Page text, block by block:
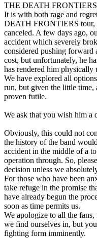
THE DEATH
It is with both rage and
DEATH FRONTIERS tour,
canceled. A few days ago,
accident which severely
considered pushing forward
cost, but unfortunately, he
has rendered him physically
We have explored all
run, but given the little time,
proven futile.
We ask that you wish him a
Obviously, this could not
the history of the band
accident in the middle of a
operation through. So,
decision unless we
For those who have been
take refuge in the promise
have already begun the
soon as time permits us.
We apologize to all the
we find ourselves in, but
fighting form imminently.